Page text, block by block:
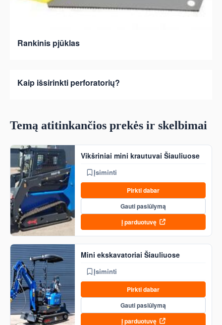
Rankinis pjūklas
Kaip išsirinkti perforatorių?
Temą atitinkančios prekės ir skelbimai
Vikšriniai mini krautuvai Šiauliuose
Įsiminti
Pirkti dabar
Gauti pasiūlymą
Į parduotuvę
Mini ekskavatoriai Šiauliuose
Įsiminti
Pirkti dabar
Gauti pasiūlymą
Į parduotuvę